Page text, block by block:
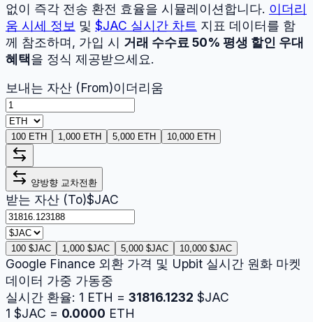
없이 즉각 전송 환전 효율을 시뮬레이션합니다. 이더리
움 시세 정보 및 $JAC 실시간 차트 지표 데이터를 함
께 참조하며, 가입 시 거래 수수료 50% 평생 할인 우대
혜택을 정식 제공받으세요.
보내는 자산 (From)이더리움
100 ETH 1,000 ETH 5,000 ETH 10,000 ETH
양방향 교차전환
받는 자산 (To)$JAC
100 $JAC 1,000 $JAC 5,000 $JAC 10,000 $JAC
Google Finance 외환 가격 및 Upbit 실시간 원화 마켓
데이터 가중 가동중
실시간 환율: 1 ETH = 31816.1232 $JAC
1 $JAC = 0.0000 ETH